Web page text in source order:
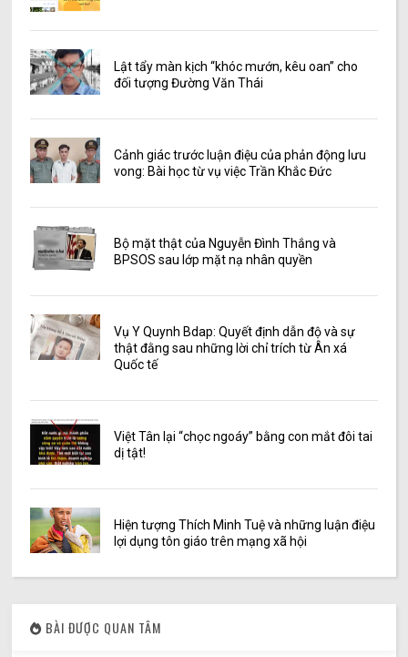
Lật tẩy màn kịch “khóc mướn, kêu oan” cho
đối tượng Đường Văn Thái
Cảnh giác trước luận điệu của phản động lưu
vong: Bài học từ vụ việc Trần Khắc Đức
Bộ mặt thật của Nguyễn Đình Thắng và
BPSOS sau lớp mặt nạ nhân quyền
Vụ Y Quynh Bdap: Quyết định dẫn độ và sự
thật đằng sau những lời chỉ trích từ Ân xá
Quốc tế
Việt Tân lại “chọc ngoáy” bằng con mắt đôi tai
dị tật!
Hiện tượng Thích Minh Tuệ và những luận điệu
lợi dụng tôn giáo trên mạng xã hội
BÀI ĐƯỢC QUAN TÂM